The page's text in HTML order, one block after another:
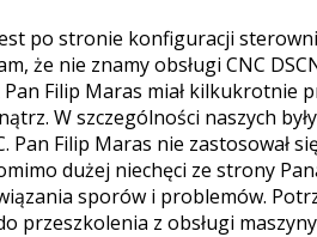
po stronie konfiguracji
że nie znamy obsługi CNC
Filip Maras miał kilkukrotnie
W szczególności naszych
Filip Maras nie zastosował
dużej niechęci ze strony
sporów i problemów.
przeszkolenia z obsługi